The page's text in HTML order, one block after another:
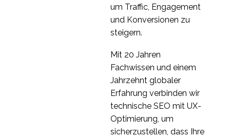
die Zukunft für die
Benutzerfreundlichkeit
1
Die 8 Prinzipien der
Informationsarchitektur
um Traffic, Engagement
und Konversionen zu
steigern.
Mit 20 Jahren
Fachwissen und einem
Jahrzehnt globaler
Erfahrung verbinden wir
technische SEO mit UX-
Optimierung, um
sicherzustellen, dass Ihre